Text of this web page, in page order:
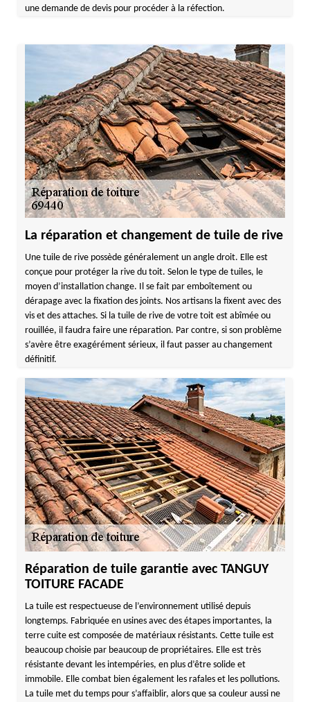
une demande de devis pour procéder à la réfection.
La réparation et changement de tuile de rive
Une tuile de rive possède généralement un angle droit. Elle est
conçue pour protéger la rive du toit. Selon le type de tuiles, le
moyen d’installation change. Il se fait par emboîtement ou
dérapage avec la fixation des joints. Nos artisans la fixent avec des
vis et des attaches. Si la tuile de rive de votre toit est abîmée ou
rouillée, il faudra faire une réparation. Par contre, si son problème
s’avère être exagérément sérieux, il faut passer au changement
définitif.
Réparation de tuile garantie avec TANGUY
TOITURE FACADE
La tuile est respectueuse de l’environnement utilisé depuis
longtemps. Fabriquée en usines avec des étapes importantes, la
terre cuite est composée de matériaux résistants. Cette tuile est
beaucoup choisie par beaucoup de propriétaires. Elle est très
résistante devant les intempéries, en plus d’être solide et
immobile. Elle combat bien également les rafales et les pollutions.
La tuile met du temps pour s’affaiblir, alors que sa couleur aussi ne